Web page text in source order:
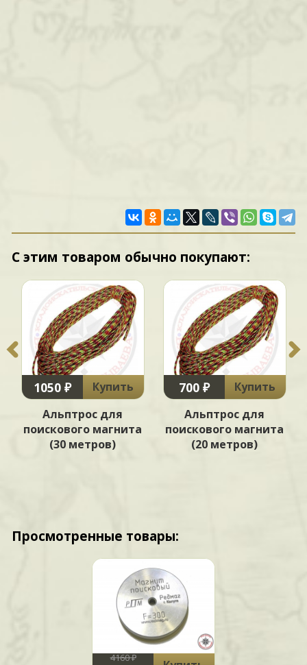
С этим товаром обычно покупают:
1050 ₽
Купить
Альптрос для
поискового магнита
(30 метров)
700 ₽
Купить
Альптрос для
поискового магнита
(20 метров)
Просмотренные товары:
4160 ₽